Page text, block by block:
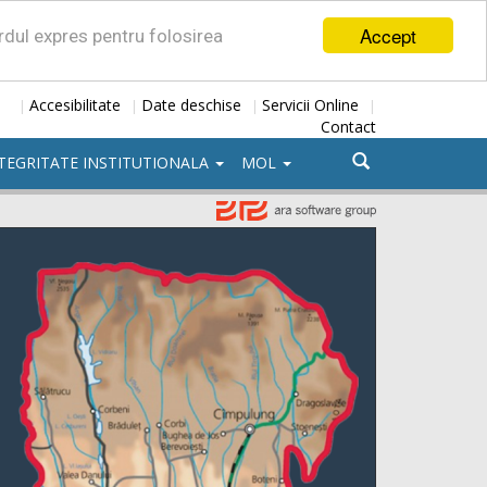
Accept
expres pentru folosirea
| Accesibilitate | Date deschise | Servicii Online |
Contact
INSTITUTIONALA MOL